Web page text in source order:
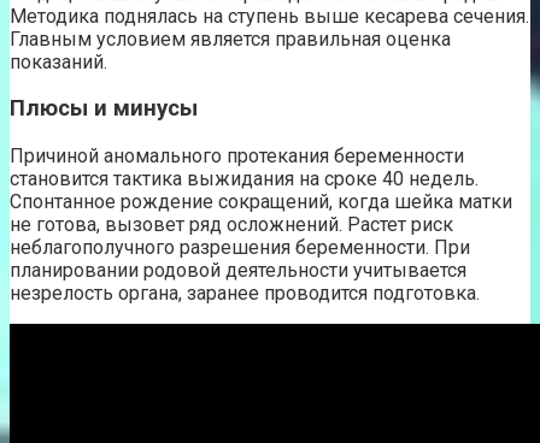
Методика поднялась на ступень выше кесарева сечения.
Главным условием является правильная оценка
показаний.
Плюсы и минусы
Причиной аномального протекания беременности
становится тактика выжидания на сроке 40 недель.
Спонтанное рождение сокращений, когда шейка матки
не готова, вызовет ряд осложнений. Растет риск
неблагополучного разрешения беременности. При
планировании родовой деятельности учитывается
незрелость органа, заранее проводится подготовка.